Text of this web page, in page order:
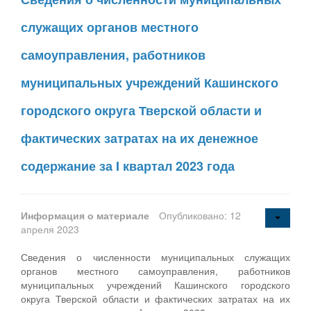
служащих органов местного
самоуправления, работников
муниципальных учреждений Кашинского
городского округа Тверской области и
фактических затратах на их денежное
содержание за I квартал 2023 года
Информация о материале
Опубликовано: 12
апреля 2023
Сведения о численности муниципальных служащих
органов местного самоуправления, работников
муниципальных учреждений Кашинского городского
округа Тверской области и фактических затратах на их